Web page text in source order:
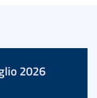
2026